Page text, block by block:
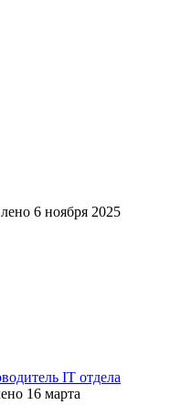
6 ноября 2025
IT отдела
16 марта